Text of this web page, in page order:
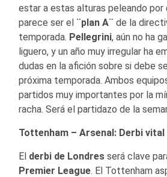
estar a estas alturas peleando por
parece ser el ¨plan A¨ de la
temporada. Pellegrini, aún no ha
liguero, y un año muy irregular ha
dudas en la afición sobre si debe
próxima temporada. Ambos
partidos muy importantes por la
racha. Será el partidazo de la
Tottenham – Arsenal: Derbi vital
El derbi de Londres será clave
Premier League. El Tottenham